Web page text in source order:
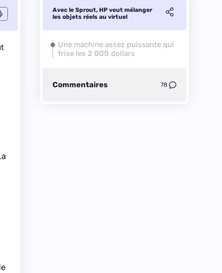
Avec le Sprout, HP veut mélanger
les objets réels au virtuel
Une machine assez puissante qui
frise les 2 000 dollars
Commentaires 78